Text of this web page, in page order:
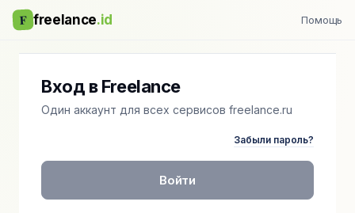
F freelance.id Помощь
Вход в Freelance
Один аккаунт для всех сервисов freelance.ru
Забыли пароль?
Войти